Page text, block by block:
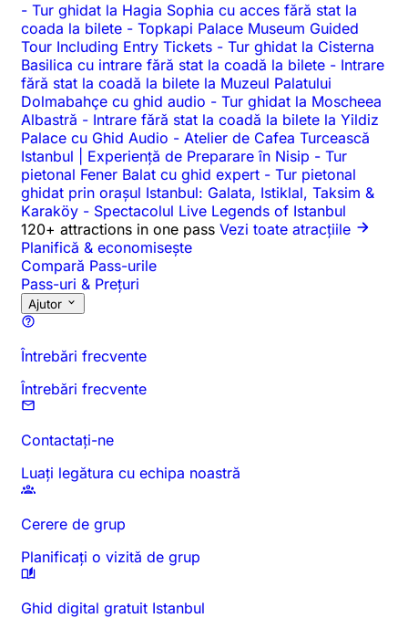
- Tur ghidat la Hagia Sophia cu acces fără stat la
coada la bilete - Topkapi Palace Museum Guided
Tour Including Entry Tickets - Tur ghidat la Cisterna
Basilica cu intrare fără stat la coadă la bilete - Intrare
fără stat la coadă la bilete la Muzeul Palatului
Dolmabahçe cu ghid audio - Tur ghidat la Moscheea
Albastră - Intrare fără stat la coadă la bilete la Yildiz
Palace cu Ghid Audio - Atelier de Cafea Turcească
Istanbul | Experiență de Preparare în Nisip - Tur
pietonal Fener Balat cu ghid expert - Tur pietonal
ghidat prin orașul Istanbul: Galata, Istiklal, Taksim &
Karaköy - Spectacolul Live Legends of Istanbul
120+ attractions in one pass Vezi toate atracțiile
Planifică & economisește
Compară Pass-urile
Pass-uri & Prețuri
Ajutor
Întrebări frecvente
Întrebări frecvente
Contactați-ne
Luați legătura cu echipa noastră
Cerere de grup
Planificați o vizită de grup
Ghid digital gratuit Istanbul